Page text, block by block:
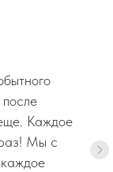
еще. Каждое
Мы с